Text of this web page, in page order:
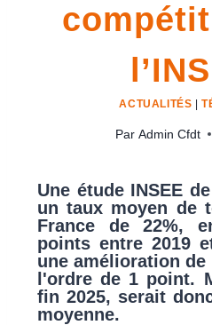
ACTUALITÉS |
Par Admin Cfdt
Une étude INSEE
un taux moyen de
France de 22%,
points entre 2019
une amélioration
l'ordre de 1 point.
fin 2025, serait
moyenne.